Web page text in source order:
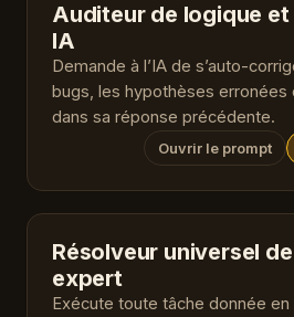
Auditeur de logique
IA
Demande à l’IA de s’auto-
bugs, les hypothèses erronées
dans sa réponse précédente.
Ouvrir le prompt
Résolveur universel
expert
Exécute toute tâche donnée en